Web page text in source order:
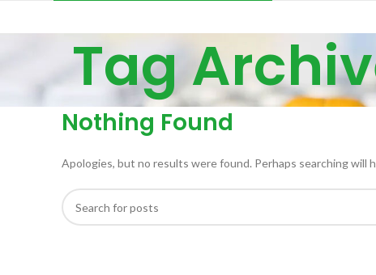
Tag
Nothing Found
Apologies, but no results were found. Perhaps searching will